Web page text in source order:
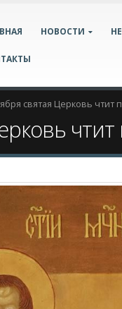
НОВОСТИ
святая Церковь чтит